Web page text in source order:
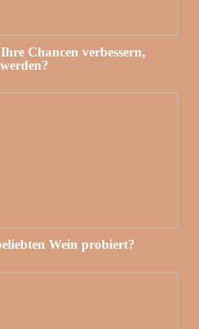
Chancen verbessern,
Wein probiert?